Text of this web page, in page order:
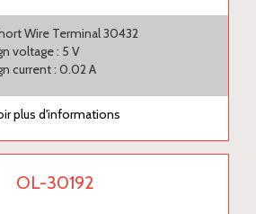
Wire Terminal 30432
voltage : 5 V
current : 0.02 A
plus d'informations
OL-30192